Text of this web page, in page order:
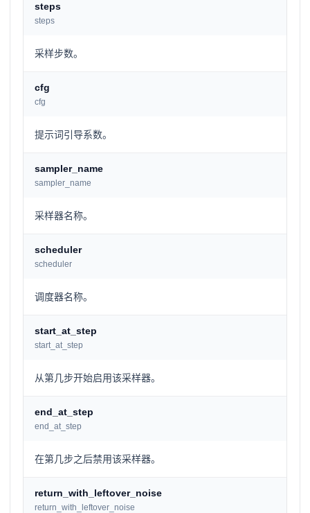
steps
steps
采样步数。
cfg
cfg
提示词引导系数。
sampler_name
sampler_name
采样器名称。
scheduler
scheduler
调度器名称。
start_at_step
start_at_step
从第几步开始启用该采样器。
end_at_step
end_at_step
在第几步之后禁用该采样器。
return_with_leftover_noise
return_with_leftover_noise